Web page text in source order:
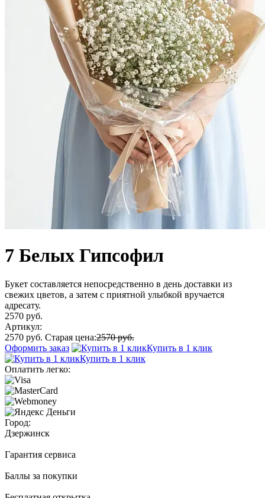
7 Белых Гипсофил
Букет составляется непосредственно в день доставки из
свежих цветов, а затем с приятной улыбкой вручается
адресату.
2570 руб.
Артикул:
2570 руб. Старая цена:2570 руб.
Оформить заказ
Купить в 1 клик
Купить в 1 клик
Оплатить легко:
Город:
Дзержинск
Гарантия сервиса
Баллы за покупки